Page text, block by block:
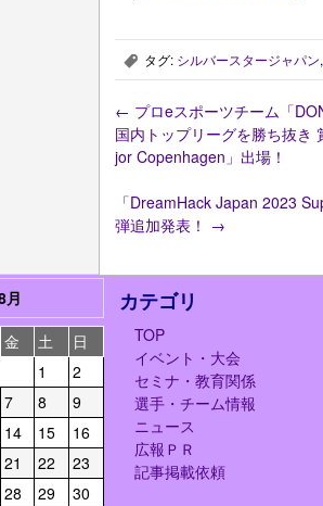
, タグ: シルバースタージャパン
← プロeスポーツチーム「
国内トップリーグを勝ち抜き
jor Copenhagen」出場！
「DreamHack Japan 2023
弾追加発表！ →
月
金 土
日
1
2
7 8
9
14 15
16
21 22
23
28 29
30
カテゴリ
TOP
イベント・大会
セミナ・教育関係
選手・チーム情報
ニュース
広報ＰＲ
記事掲載依頼